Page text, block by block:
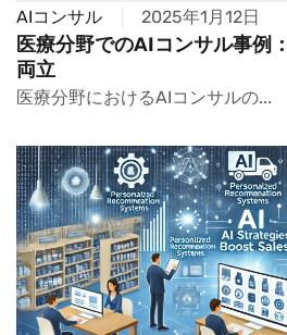
AIコンサル 2025年1月12日
医療分野でのAIコンサル事例
両立
医療分野におけるAIコンサルの...